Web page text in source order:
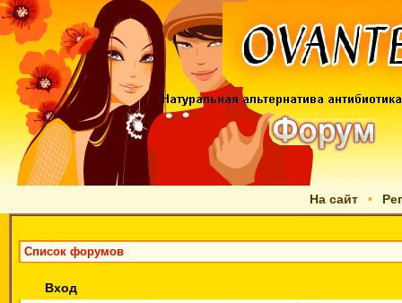
На сайт •
Список форумов
Вход